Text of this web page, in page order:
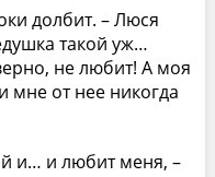
долбит. – Люся
такой уж…
не любит! А моя
мне от нее никогда
и… и любит меня, –